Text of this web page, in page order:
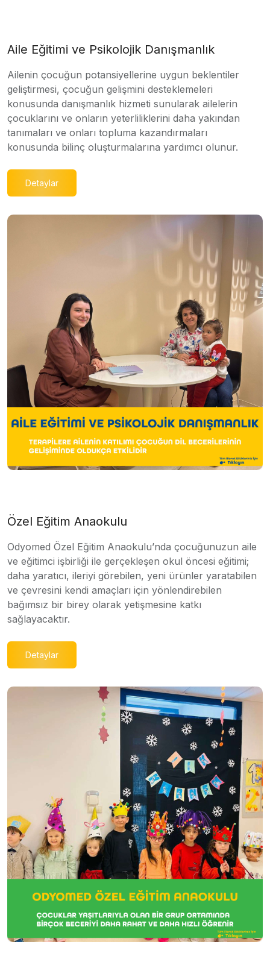
Aile Eğitimi ve Psikolojik Danışmanlık
Ailenin çocuğun potansiyellerine uygun beklentiler
geliştirmesi, çocuğun gelişmini desteklemeleri
konusunda danışmanlık hizmeti sunularak ailelerin
çocuklarını ve onların yeterliliklerini daha yakından
tanımaları ve onları topluma kazandırmaları
konusunda bilinç oluşturmalarına yardımcı olunur.
Detaylar
Özel Eğitim Anaokulu
Odyomed Özel Eğitim Anaokulu’nda çocuğunuzun aile
ve eğitimci işbirliği ile gerçekleşen okul öncesi eğitimi;
daha yaratıcı, ileriyi görebilen, yeni ürünler yaratabilen
ve çevresini kendi amaçları için yönlendirebilen
bağımsız bir birey olarak yetişmesine katkı
sağlayacaktır.
Detaylar